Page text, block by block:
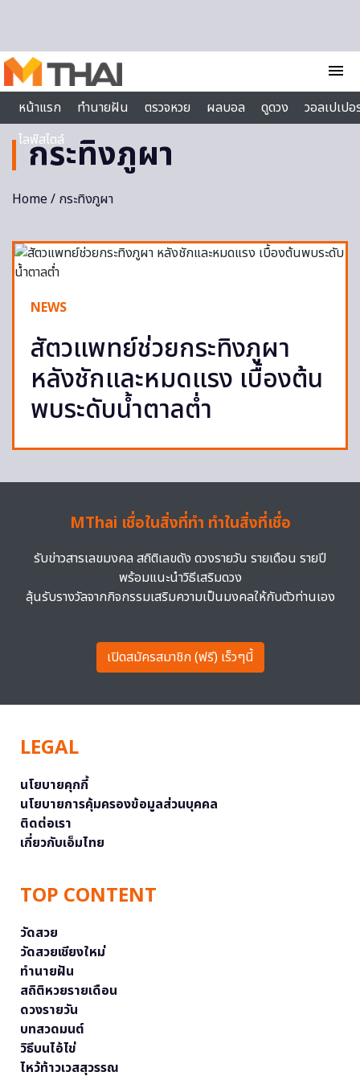
menu
หน้าแรก
ทำนายฝัน ตรวจหวย ผลบอล ดูดวง
วอลเปเป
ไลฟ์สไตล์
กระทิงภูผา
Home/ กระทิงภูผา
NEWS
สัตวแพทย์ช่วยกระทิงภูผา
หลังชักและหมดแรง เบื้องต้น
พบระดับน้ำตาลต่ำ
MThai เชื่อในสิ่งที่ทำ ทำในสิ่งที่เชื่อ
รับข่าวสารเลขมงคล สถิติเลขดัง ดวงรายวัน รายเดือน รายปี
พร้อมแนะนำวิธีเสริมดวง
ลุ้นรับรางวัลจากกิจกรรมเสริมความเป็นมงคลให้กับตัวท่านเอง
เปิดสมัครสมาชิก (ฟรี) เร็วๆนี้
LEGAL
นโยบายคุกกี้
นโยบายการคุ้มครองข้อมูลส่วนบุคคล
ติดต่อเรา
เกี่ยวกับเอ็มไทย
TOP CONTENT
วัดสวย
วัดสวยเชียงใหม่
ทำนายฝัน
สถิติหวยรายเดือน
ดวงรายวัน
บทสวดมนต์
วิธีบนไอ้ไข่
ไหว้ท้าวเวสสุวรรณ